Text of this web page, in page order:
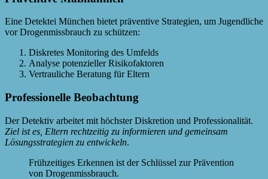
Eine Detektei München bietet präventive Strategien, um Jugendliche
vor Drogenmissbrauch zu schützen:
Diskretes Monitoring des Umfelds
Analyse potenzieller Risikofaktoren
Vertrauliche Beratung für Eltern
Professionelle Beobachtung
Der Detektiv arbeitet mit höchster Diskretion und Professionalität.
Ziel ist es, Eltern rechtzeitig zu informieren und gemeinsam
Lösungsstrategien zu entwickeln.
Frühzeitiges Erkennen ist der Schlüssel zur Prävention
von Drogenmissbrauch.